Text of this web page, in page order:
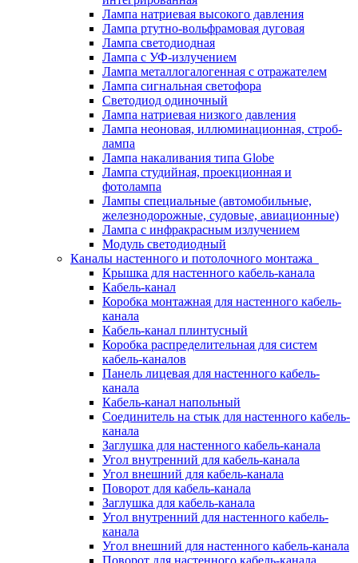
Лампа натриевая высокого давления
Лампа ртутно-вольфрамовая дуговая
Лампа светодиодная
Лампа с УФ-излучением
Лампа металлогалогенная с отражателем
Лампа сигнальная светофора
Светодиод одиночный
Лампа натриевая низкого давления
Лампа неоновая, иллюминационная, строб-
лампа
Лампа накаливания типа Globe
Лампа студийная, проекционная и
фотолампа
Лампы специальные (автомобильные,
железнодорожные, судовые, авиационные)
Лампа с инфракрасным излучением
Модуль светодиодный
Каналы настенного и потолочного монтажа
Крышка для настенного кабель-канала
Кабель-канал
Коробка монтажная для настенного кабель-
канала
Кабель-канал плинтусный
Коробка распределительная для систем
кабель-каналов
Панель лицевая для настенного кабель-
канала
Кабель-канал напольный
Соединитель на стык для настенного кабель-
канала
Заглушка для настенного кабель-канала
Угол внутренний для кабель-канала
Угол внешний для кабель-канала
Поворот для кабель-канала
Заглушка для кабель-канала
Угол внутренний для настенного кабель-
канала
Угол внешний для настенного кабель-канала
Поворот для настенного кабель-канала